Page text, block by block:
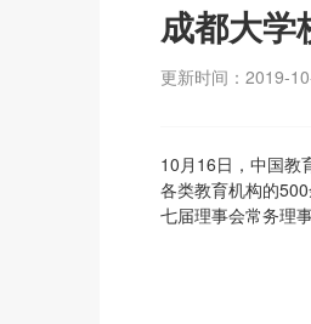
成都大学
更新时间：2019-
10月16日，中国教
各类教育机构的
七届理事会常务理